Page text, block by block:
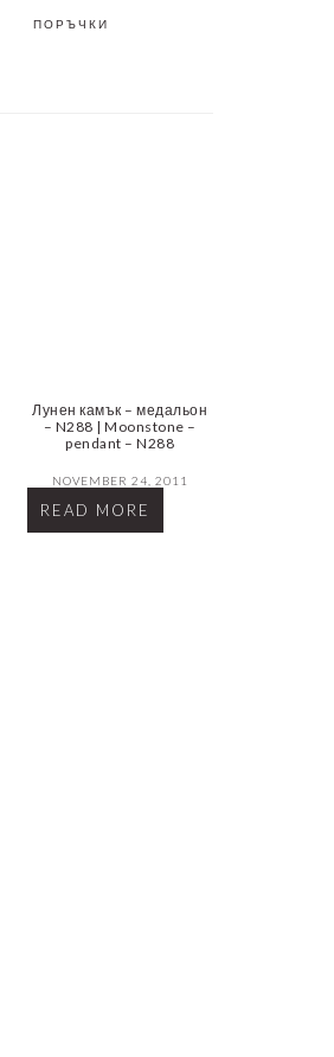
ПОРЪЧКИ
Лунен камък – медальон
– N288 | Moonstone –
pendant – N288
NOVEMBER 24, 2011
READ MORE